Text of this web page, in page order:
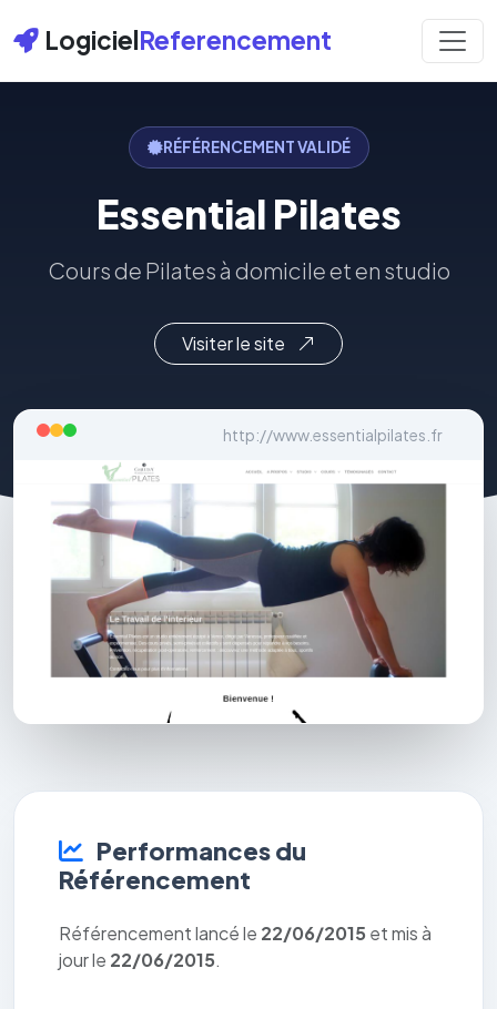
LogicielReferencement
RÉFÉRENCEMENT VALIDÉ
Essential Pilates
Cours de Pilates à domicile et en studio
Visiter le site
http://www.essentialpilates.fr
Performances du
Référencement
Référencement lancé le 22/06/2015 et mis à
jour le 22/06/2015.